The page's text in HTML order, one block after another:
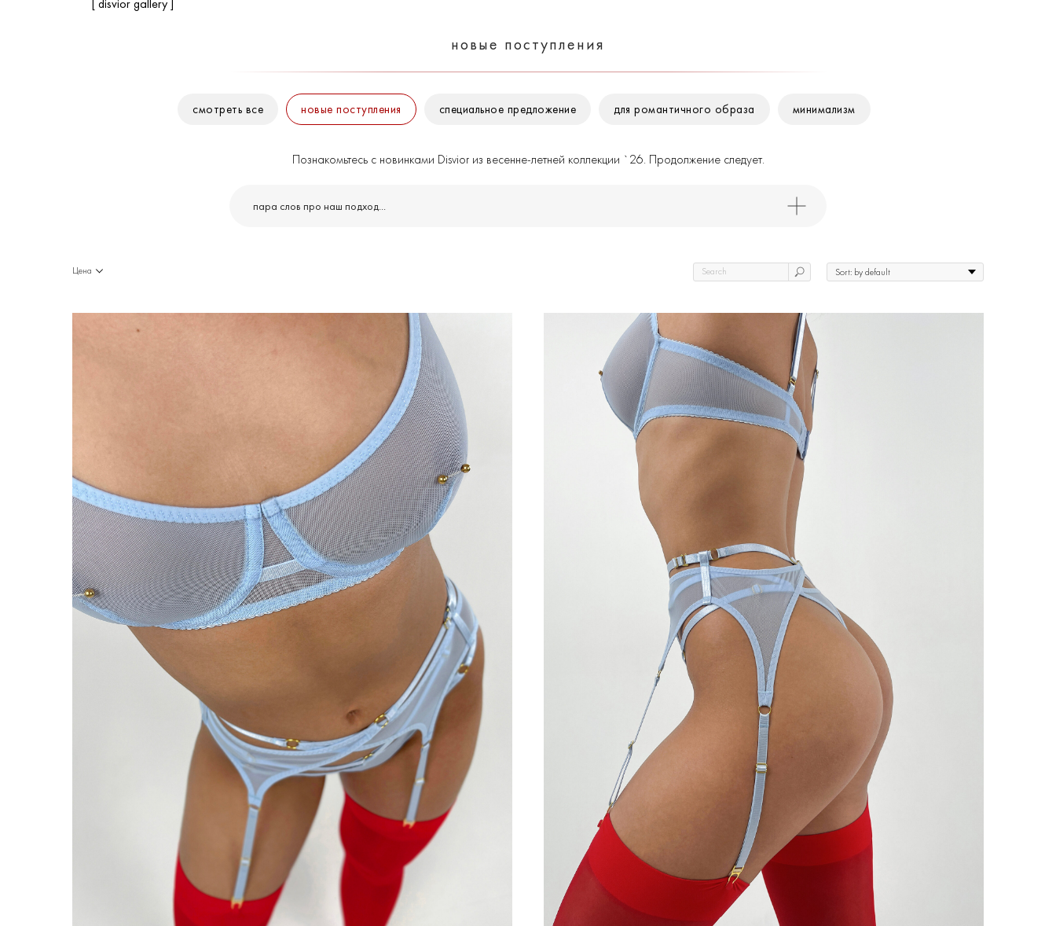
[ disvior gallery ]
новые поступления
cмотреть все новые поступления cпециальное предложение для романтичного образа минимализм
Познакомьтесь с новинками Disvior из весенне-летней коллекции `26. Продолжение следует.
пара слов про наш подход...
Цена